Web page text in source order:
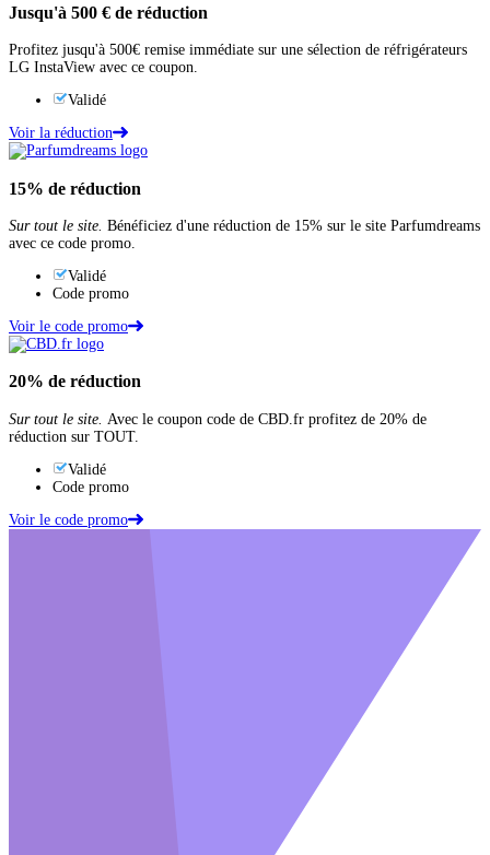
Jusqu'à 500 € de réduction
Profitez jusqu'à 500€ remise immédiate sur une sélection de réfrigérateurs
LG InstaView avec ce coupon.
Validé
Voir la réduction
15% de réduction
Sur tout le site. Bénéficiez d'une réduction de 15% sur le site Parfumdreams
avec ce code promo.
Validé
Code promo
Voir le code promo
20% de réduction
Sur tout le site. Avec le coupon code de CBD.fr profitez de 20% de
réduction sur TOUT.
Validé
Code promo
Voir le code promo